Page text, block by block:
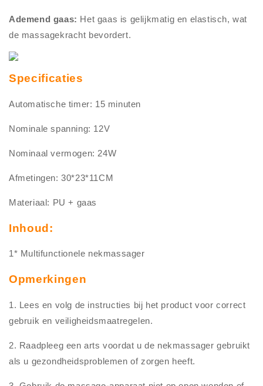
Ademend gaas: Het gaas is gelijkmatig en elastisch, wat
de massagekracht bevordert.
Specificaties
Automatische timer: 15 minuten
Nominale spanning: 12V
Nominaal vermogen: 24W
Afmetingen: 30*23*11CM
Materiaal: PU + gaas
Inhoud:
1* Multifunctionele nekmassager
Opmerkingen
1. Lees en volg de instructies bij het product voor correct
gebruik en veiligheidsmaatregelen.
2. Raadpleeg een arts voordat u de nekmassager gebruikt
als u gezondheidsproblemen of zorgen heeft.